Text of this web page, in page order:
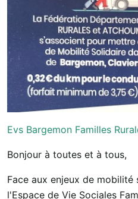
Evs Bargemon Familles
Bonjour à toutes et à tous,
Face aux enjeux de
l'Espace de Vie Sociales